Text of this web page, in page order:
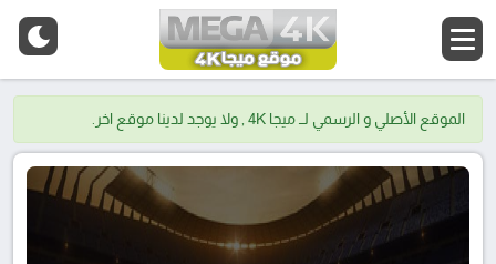
الموقع الأصلي و الرسمي لــ ميجا 4K , ولا يوجد لدينا موقع اخر.